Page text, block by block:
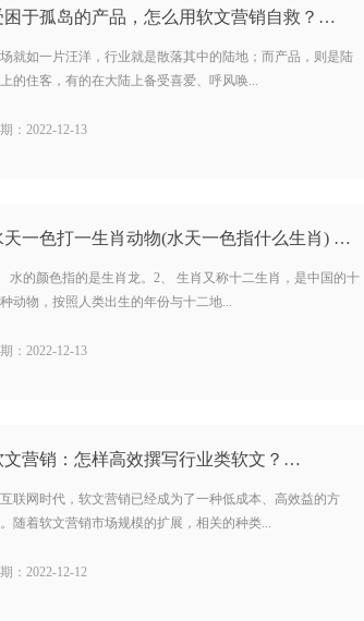
困于孤岛的产品，怎么用软文营销自救？…
就如一片汪洋，行业就是散落其中的陆地；而产品，则是陆
的住客，有的在大陆上备受喜爱、呼风唤...
：2022-12-13
天一色打一生肖动物(水天一色指什么生肖) …
水的颜色指的是生肖龙。2、 生肖又称十二生肖，是中国的十
动物，按照人类出生的年份与十二地...
：2022-12-13
文营销：怎样高效撰写行业类软文？…
联网时代，软文营销已经成为了一种低成本、高效益的方
随着软文营销市场规模的扩展，相关的种类...
：2022-12-12